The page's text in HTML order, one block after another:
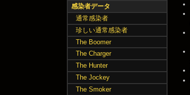
感染者データ
通常感染者
珍しい通常感染者
The Boomer
The Charger
The Hunter
The Jockey
The Smoker